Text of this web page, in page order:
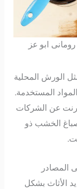
الورش المحلية
المستخدمة.
عن الشركات
الخشب ذو
المصادر
الأثاث بشكل